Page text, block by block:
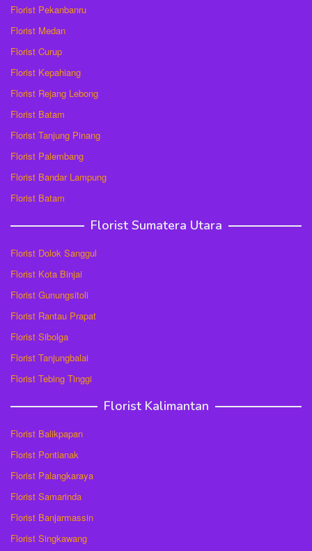
Florist Pekanbanru
Florist Medan
Florist Curup
Florist Kepahiang
Florist Rejang Lebong
Florist Batam
Florist Tanjung Pinang
Florist Palembang
Florist Bandar Lampung
Florist Batam
Florist Sumatera Utara
Florist Dolok Sanggul
Florist Kota Binjai
Florist Gunungsitoli
Florist Rantau Prapat
Florist Sibolga
Florist Tanjungbalai
Florist Tebing Tinggi
Florist Kalimantan
Florist Balikpapan
Florist Pontianak
Florist Palangkaraya
Florist Samarinda
Florist Banjarmassin
Florist Singkawang